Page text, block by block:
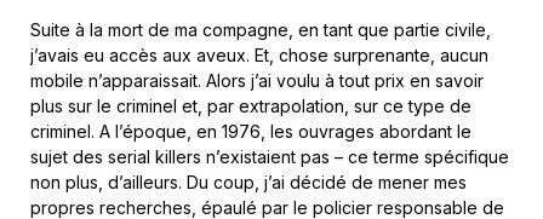
Suite à la mort de ma compagne, en tant que partie civile,
j’avais eu accès aux aveux. Et, chose surprenante, aucun
mobile n’apparaissait. Alors j’ai voulu à tout prix en savoir
plus sur le criminel et, par extrapolation, sur ce type de
criminel. A l’époque, en 1976, les ouvrages abordant le
sujet des serial killers n’existaient pas – ce terme spécifique
non plus, d’ailleurs. Du coup, j’ai décidé de mener mes
propres recherches, épaulé par le policier responsable de